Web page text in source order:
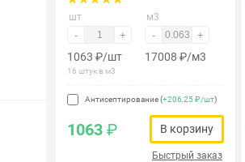
шт
- +
1063 ₽/шт
16 штук в м3
м3
- +
17008 ₽/м3
Антисептирование (+206,25 ₽/шт)
1063 ₽ В корзину
Быстрый заказ